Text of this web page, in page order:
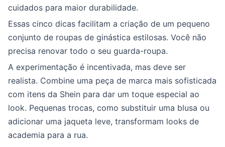
cuidados para maior durabilidade.
Essas cinco dicas facilitam a criação de um pequeno
conjunto de roupas de ginástica estilosas. Você não
precisa renovar todo o seu guarda-roupa.
A experimentação é incentivada, mas deve ser
realista. Combine uma peça de marca mais sofisticada
com itens da Shein para dar um toque especial ao
look. Pequenas trocas, como substituir uma blusa ou
adicionar uma jaqueta leve, transformam looks de
academia para a rua.